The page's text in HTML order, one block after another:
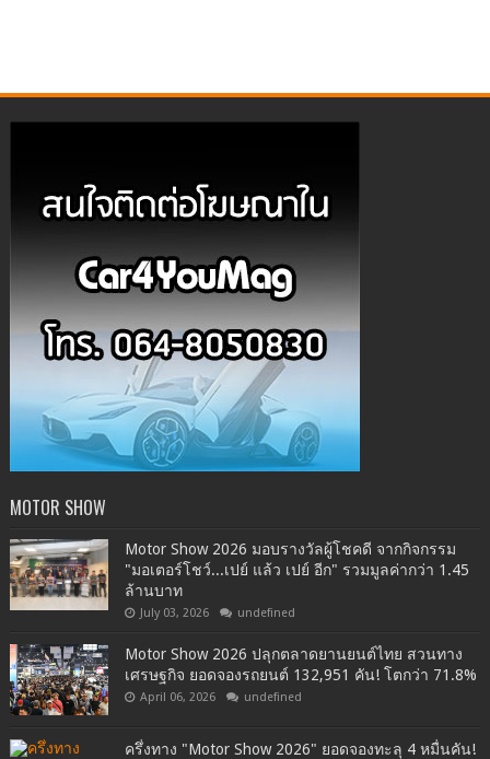
MOTOR SHOW
Motor Show 2026 มอบรางวัลผู้โชคดี จากกิจกรรม
"มอเตอร์โชว์...เปย์ แล้ว เปย์ อีก" รวมมูลค่ากว่า 1.45
ล้านบาท
July 03, 2026 undefined
Motor Show 2026 ปลุกตลาดยานยนต์ไทย สวนทาง
เศรษฐกิจ ยอดจองรถยนต์ 132,951 คัน! โตกว่า 71.8%
April 06, 2026 undefined
ครึ่งทาง "Motor Show 2026" ยอดจองทะลุ 4 หมื่นคัน!